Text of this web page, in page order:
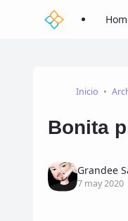
Inicio
Bonita
Grandee
7 may 2020